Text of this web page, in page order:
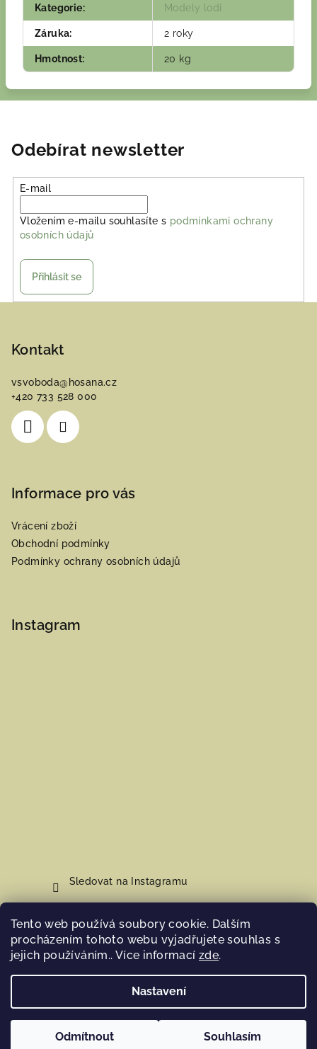
Tento web používá soubory cookie. Dalším
procházením tohoto webu vyjadřujete souhlas s
jejich používáním.. Více informací zde.
Nastavení
Odmítnout Souhlasím
Kategorie: Modely lodí
Záruka: 2 roky
Hmotnost: 20 kg
Odebírat newsletter
E-mail
Vložením e-mailu souhlasíte s podmínkami ochrany
osobních údajů
Přihlásit se
Kontakt
vsvoboda@ hosana.cz
+420 733 528 000
Informace pro vás
Vrácení zboží
Obchodní podmínky
Podmínky ochrany osobních údajů
Instagram
Sledovat na Instagramu
Nákupní košík
0ks /0 Kč
Hosana Home